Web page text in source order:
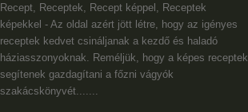
Recept, Receptek, Recept képpel, Receptek
képekkel - Az oldal azért jött létre, hogy az igényes
receptek kedvet csináljanak a kezdő és haladó
háziasszonyoknak. Reméljük, hogy a képes receptek
segítenek gazdagítani a főzni vágyók
szakácskönyvét.......